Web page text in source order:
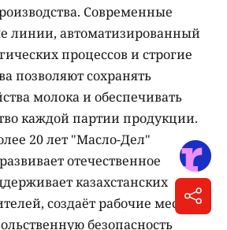
Современные
линии, автоматизированный
процессов и строгие
позволяют сохранять
молока и обеспечивать
каждой партии продукции.
20 лет "Масло-Дел"
отечественное
казахстанских
создаёт рабочие места и
безопасность